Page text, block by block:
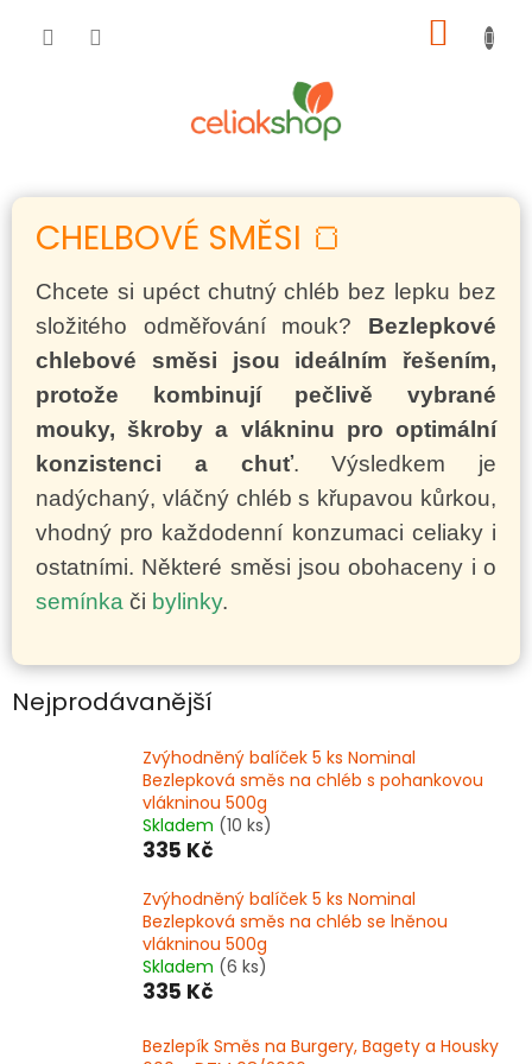
KOŠÍK
CHELBOVÉ SMĚSI 🍞
Chcete si upéct chutný chléb bez lepku bez
složitého odměřování mouk? Bezlepkové
chlebové směsi jsou ideálním řešením,
protože kombinují pečlivě vybrané
mouky, škroby a vlákninu pro optimální
konzistenci a chuť. Výsledkem je
nadýchaný, vláčný chléb s křupavou kůrkou,
vhodný pro každodenní konzumaci celiaky i
ostatními. Některé směsi jsou obohaceny i o
semínka či bylinky.
Nejprodávanější
Zvýhodněný balíček 5 ks Nominal
Bezlepková směs na chléb s pohankovou
vlákninou 500g
Skladem (10 ks)
335 Kč
Zvýhodněný balíček 5 ks Nominal
Bezlepková směs na chléb se lněnou
vlákninou 500g
Skladem (6 ks)
335 Kč
Bezlepík Směs na Burgery, Bagety a Housky